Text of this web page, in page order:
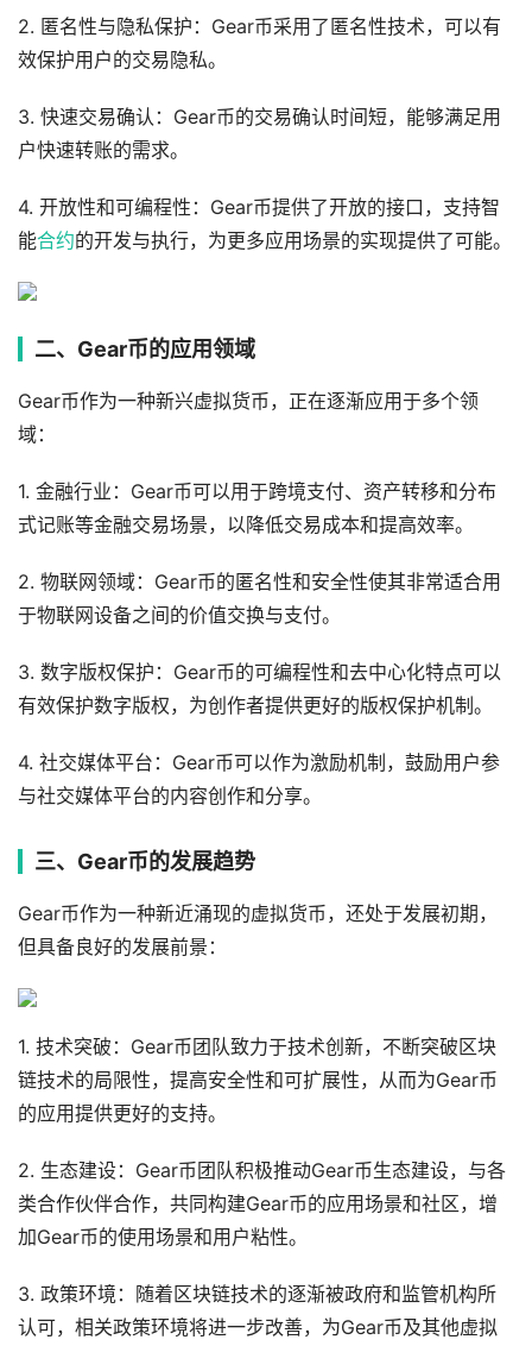
2. 匿名性与隐私保护：Gear币采用了匿名性技术，可以有
效保护用户的交易隐私。
3. 快速交易确认：Gear币的交易确认时间短，能够满足用
户快速转账的需求。
4. 开放性和可编程性：Gear币提供了开放的接口，支持智
能合约的开发与执行，为更多应用场景的实现提供了可能。
二、Gear币的应用领域
Gear币作为一种新兴虚拟货币，正在逐渐应用于多个领
域：
1. 金融行业：Gear币可以用于跨境支付、资产转移和分布
式记账等金融交易场景，以降低交易成本和提高效率。
2. 物联网领域：Gear币的匿名性和安全性使其非常适合用
于物联网设备之间的价值交换与支付。
3. 数字版权保护：Gear币的可编程性和去中心化特点可以
有效保护数字版权，为创作者提供更好的版权保护机制。
4. 社交媒体平台：Gear币可以作为激励机制，鼓励用户参
与社交媒体平台的内容创作和分享。
三、Gear币的发展趋势
Gear币作为一种新近涌现的虚拟货币，还处于发展初期，
但具备良好的发展前景：
1. 技术突破：Gear币团队致力于技术创新，不断突破区块
链技术的局限性，提高安全性和可扩展性，从而为Gear币
的应用提供更好的支持。
2. 生态建设：Gear币团队积极推动Gear币生态建设，与各
类合作伙伴合作，共同构建Gear币的应用场景和社区，增
加Gear币的使用场景和用户粘性。
3. 政策环境：随着区块链技术的逐渐被政府和监管机构所
认可，相关政策环境将进一步改善，为Gear币及其他虚拟